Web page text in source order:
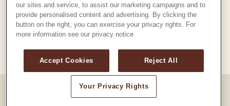
© Mt. Fuji International Opera Competition of Shizuoka
our sites and service, to assist our marketing campaigns and to
provide personalised content and advertising. By clicking the
button on the right, you can exercise your privacy rights. For
more information see our privacy notice
Accept Cookies Reject All
Your Privacy Rights